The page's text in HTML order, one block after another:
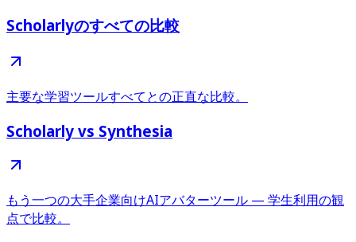
Scholarlyのすべての比較
主要な学習ツールすべてとの正直な比較。
Scholarly vs Synthesia
もう一つの大手企業向けAIアバターツール — 学生利用の観
点で比較。